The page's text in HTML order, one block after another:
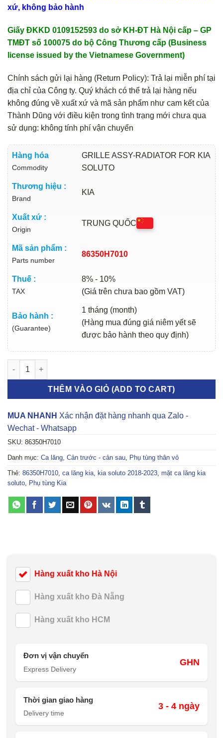
xứ, không bảo hành
Giấy ĐKKD 0109152593 do sở KH-ĐT Hà Nội cấp – GP
TMĐT số 100075 do bộ Công Thương cấp (Business
license issued by the Vietnamese Government)
Chính sách gửi lại hàng (Return Policy): Trả lại miễn phí tại
địa chỉ của Công ty. Quý khách có thể trả lại hàng nếu
không đúng về xuất xứ và mã sản phẩm như cam kết của
Thành Dũng với điều kiện trong tình trạng mới chưa qua
sử dụng: không tính phí vận chuyển
Hàng hóa
Commodity
GRILLE ASSY-RADIATOR FOR KIA
SOLUTO
Thương hiệu :
Brand
KIA
Xuất xứ :
Origin
TRUNG QUỐC
Mã sản phẩm :
Parts number
86350H7010
Thuế :
TAX
8% - 10%
(Giá trên chưa bao gồm VAT)
Bảo hành :
(Guarantee)
1 tháng (month)
(Hàng mua đúng giá niêm yết sẽ
được bảo hành theo quy định)
MẶT CA LĂNG KIA SOLUTO 2018-2023 | 86350H7010 số lượng
THÊM VÀO GIỎ (ADD TO CART)
MUA NHANH Xác nhận đặt hàng nhanh qua Zalo -
Wechat - Whatsapp
SKU: 86350H7010
Danh mục: Ca lăng Cản trước - cản sau Phụ tùng thân vỏ
Thẻ: 86350H7010 ca lăng kia kia soluto 2018-2023 mặt ca lăng kia
soluto Phụ tùng Kia
Hàng xuất kho Hà Nội
Hàng xuất kho Đà Nẵng
Hàng xuất kho HCM
Đơn vị vận chuyển
Express Delivery
GHN
Thời gian giao hàng
Delivery time
3 - 4 ngày